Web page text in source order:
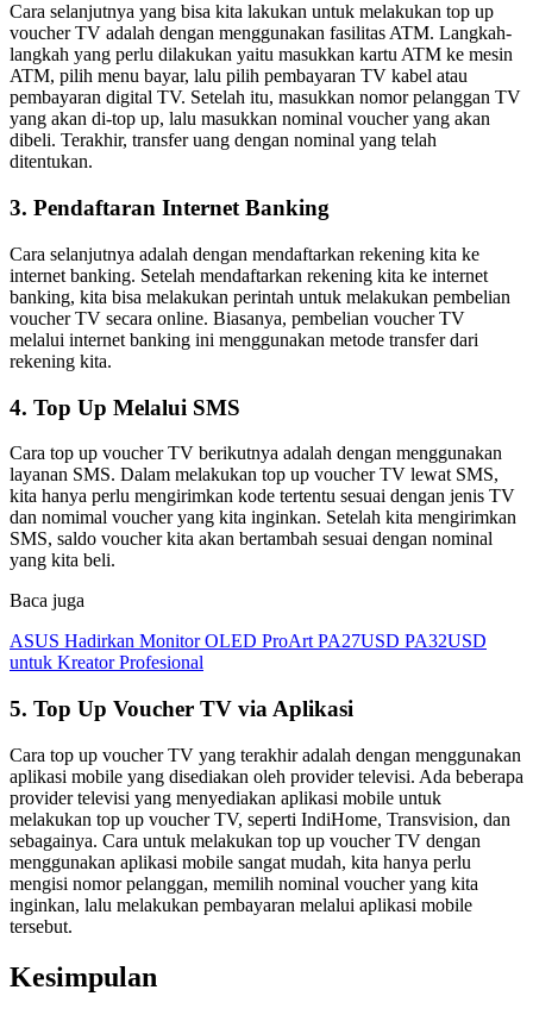
Cara selanjutnya yang bisa kita lakukan untuk melakukan top up
voucher TV adalah dengan menggunakan fasilitas ATM. Langkah-
langkah yang perlu dilakukan yaitu masukkan kartu ATM ke mesin
ATM, pilih menu bayar, lalu pilih pembayaran TV kabel atau
pembayaran digital TV. Setelah itu, masukkan nomor pelanggan TV
yang akan di-top up, lalu masukkan nominal voucher yang akan
dibeli. Terakhir, transfer uang dengan nominal yang telah
ditentukan.
3. Pendaftaran Internet Banking
Cara selanjutnya adalah dengan mendaftarkan rekening kita ke
internet banking. Setelah mendaftarkan rekening kita ke internet
banking, kita bisa melakukan perintah untuk melakukan pembelian
voucher TV secara online. Biasanya, pembelian voucher TV
melalui internet banking ini menggunakan metode transfer dari
rekening kita.
4. Top Up Melalui SMS
Cara top up voucher TV berikutnya adalah dengan menggunakan
layanan SMS. Dalam melakukan top up voucher TV lewat SMS,
kita hanya perlu mengirimkan kode tertentu sesuai dengan jenis TV
dan nomimal voucher yang kita inginkan. Setelah kita mengirimkan
SMS, saldo voucher kita akan bertambah sesuai dengan nominal
yang kita beli.
Baca juga
ASUS Hadirkan Monitor OLED ProArt PA27USD PA32USD
untuk Kreator Profesional
5. Top Up Voucher TV via Aplikasi
Cara top up voucher TV yang terakhir adalah dengan menggunakan
aplikasi mobile yang disediakan oleh provider televisi. Ada beberapa
provider televisi yang menyediakan aplikasi mobile untuk
melakukan top up voucher TV, seperti IndiHome, Transvision, dan
sebagainya. Cara untuk melakukan top up voucher TV dengan
menggunakan aplikasi mobile sangat mudah, kita hanya perlu
mengisi nomor pelanggan, memilih nominal voucher yang kita
inginkan, lalu melakukan pembayaran melalui aplikasi mobile
tersebut.
Kesimpulan